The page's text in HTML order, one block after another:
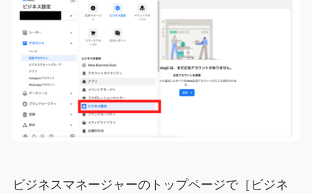
ビジネスマネージャーのトップページで［ビジネ